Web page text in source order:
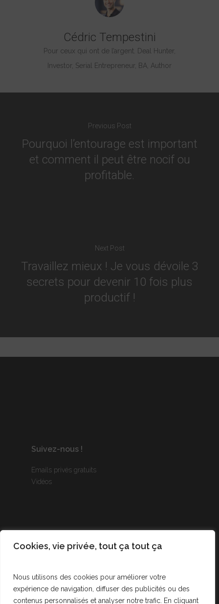
Cookies, vie privée, tout ça tout ça
Nous utilisons des cookies pour améliorer votre
expérience de navigation, diffuser des publicités ou des
contenus personnalisés et analyser notre trafic. En cliquant
Cédric Tempestini
Pour ceux qui ont de l’argent. Deal Hunter,
Investor, Serial Entrepreneur, BA, Author
Previous Post
Pourquoi l’entourage est important
et comment il peut être nocif ou
profitable.
Next Post
Travaillez mieux ! Je vous dévoile 3
secrets pour devenir 10 fois plus
productif !
Suivez-nous !
Emails privés gratuits
Vidéos
Mentions légales
Politique de cookies